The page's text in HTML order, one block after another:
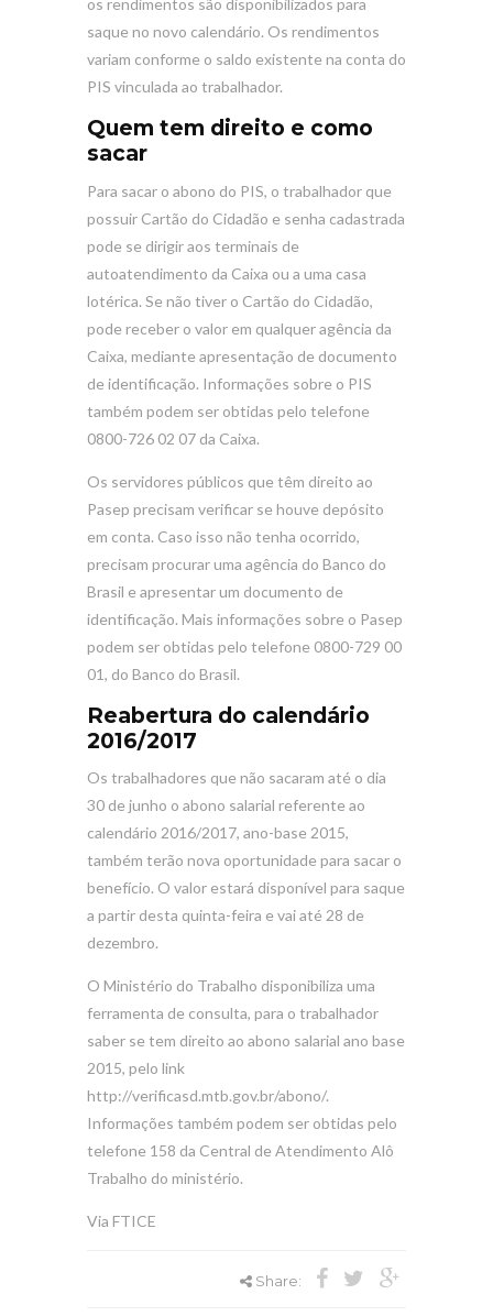
os rendimentos são disponibilizados para
saque no novo calendário. Os rendimentos
variam conforme o saldo existente na conta do
PIS vinculada ao trabalhador.
Quem tem direito e como
sacar
Para sacar o abono do PIS, o trabalhador que
possuir Cartão do Cidadão e senha cadastrada
pode se dirigir aos terminais de
autoatendimento da Caixa ou a uma casa
lotérica. Se não tiver o Cartão do Cidadão,
pode receber o valor em qualquer agência da
Caixa, mediante apresentação de documento
de identificação. Informações sobre o PIS
também podem ser obtidas pelo telefone
0800-726 02 07 da Caixa.
Os servidores públicos que têm direito ao
Pasep precisam verificar se houve depósito
em conta. Caso isso não tenha ocorrido,
precisam procurar uma agência do Banco do
Brasil e apresentar um documento de
identificação. Mais informações sobre o Pasep
podem ser obtidas pelo telefone 0800-729 00
01, do Banco do Brasil.
Reabertura do calendário
2016/2017
Os trabalhadores que não sacaram até o dia
30 de junho o abono salarial referente ao
calendário 2016/2017, ano-base 2015,
também terão nova oportunidade para sacar o
benefício. O valor estará disponível para saque
a partir desta quinta-feira e vai até 28 de
dezembro.
O Ministério do Trabalho disponibiliza uma
ferramenta de consulta, para o trabalhador
saber se tem direito ao abono salarial ano base
2015, pelo link
http://verificasd.mtb.gov.br/abono/.
Informações também podem ser obtidas pelo
telefone 158 da Central de Atendimento Alô
Trabalho do ministério.
Via FTICE
Share: